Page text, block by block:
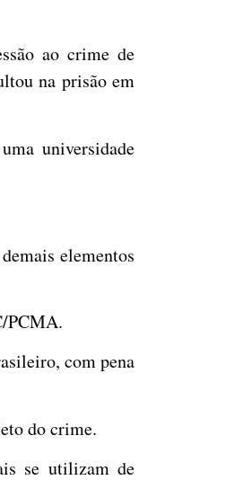
ao crime de
na prisão em
universidade
elementos
PCMA.
com pena
do crime.
se utilizam de